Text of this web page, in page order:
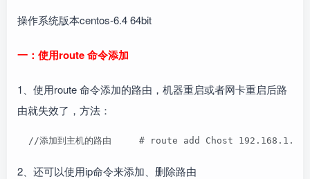
操作系统版本centos-6.4 64bit
一：使用route 命令添加
1、使用route 命令添加的路由，机器重启或者网卡重启后路
由就失效了，方法：
//添加到主机的路由     # route add Chost
2、还可以使用ip命令来添加、删除路由